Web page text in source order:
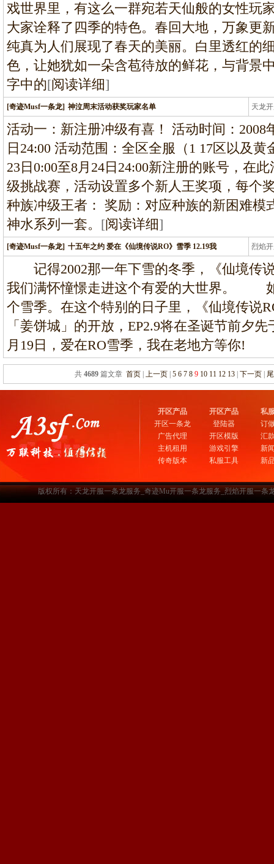
戏世界里，有这么一群宛若天仙般的女性玩
大家诠释了四季的特色。春回大地，万象更
纯真为人们展现了春天的美丽。白里透红的
色，让她犹如一朵含苞待放的鲜花，与背景
字中的[阅读详细]
[奇迹Musf一条龙] 神泣周末活动获奖玩家名单 天龙
龙
活动一：新注册冲级有喜！ 活动时间：2008
日24:00 活动范围：全区全服（1 17区以及
23日0:00至8月24日24:00新注册的账号，在
级挑战赛，活动设置多个新人王奖项，每个
种族冲级王者： 奖励：对应种族的新困难模
神水系列一套。 [阅读详细]
[奇迹Musf一条龙] 十五年之约 爱在《仙境传说RO》雪季 12.19我 烈焰
龙
记得2002那一年下雪的冬季，《仙境传
我们满怀憧憬走进这个有爱的大世界。
个雪季。在这个特别的日子里，《仙境传说
「姜饼城」的开放，EP2.9将在圣诞节前夕
月19日，爱在RO雪季，我在老地方等
共 4689篇文章 首页| 上一页| 5 6 7 8 9 10 11 12 13| 下一页|
开区产品
开区一条龙
广告代理
主机租用
传奇版本
开区产品
登陆器
开区模版
游戏引擎
私服工具
私
订
汇
新
新
版权所有：天龙开服一条龙服务_奇迹Mu开服一条龙服务_烈焰开服一条